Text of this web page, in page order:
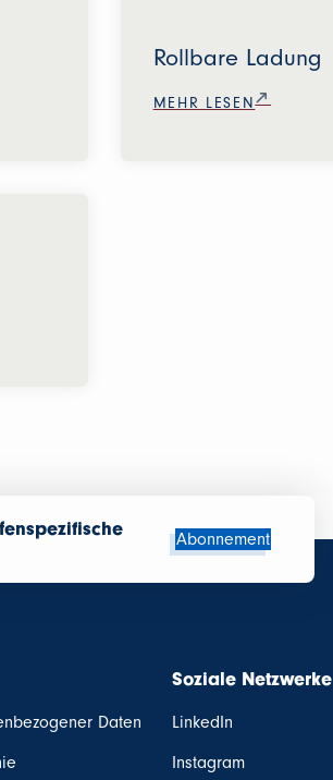
Rollbare Ladung
MEHR LESEN
Abonnement
Daten
Soziale Netzwerke
LinkedIn
Instagram